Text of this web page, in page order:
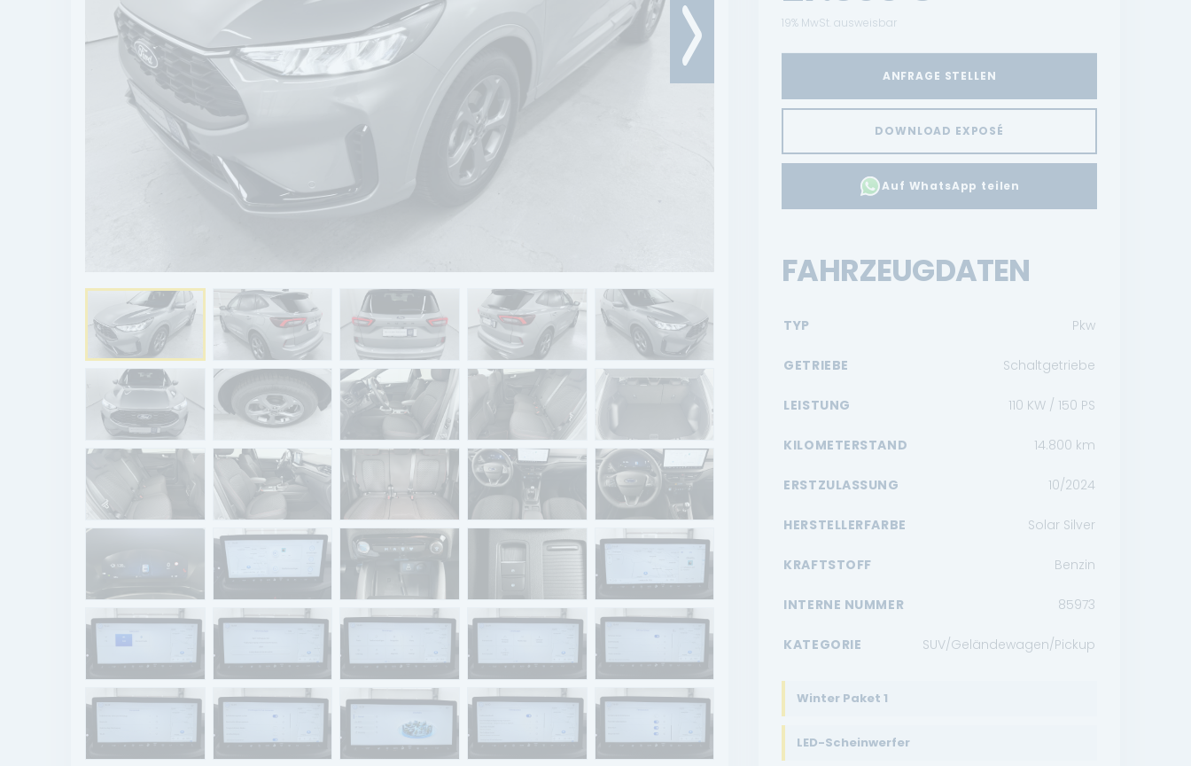
19% MwSt. ausweisbar
ANFRAGE STELLEN
DOWNLOAD EXPOSÉ
Auf WhatsApp teilen
FAHRZEUGDATEN
TYP Pkw
GETRIEBE Schaltgetriebe
LEISTUNG 110 KW / 150 PS
KILOMETERSTAND 14.800 km
ERSTZULASSUNG 10/2024
HERSTELLERFARBE Solar Silver
KRAFTSTOFF Benzin
INTERNE NUMMER 85973
KATEGORIE SUV/Geländewagen/Pickup
Winter Paket 1
LED-Scheinwerfer